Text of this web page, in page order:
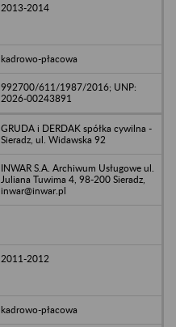
2013-2014
kadrowo-płacowa
992700/611/1987/2016; UNP:
2026-00243891
GRUDA i DERDAK spółka cywilna -
Sieradz, ul. Widawska 92
INWAR S.A. Archiwum Usługowe ul.
Juliana Tuwima 4, 98-200 Sieradz,
inwar@inwar.pl
2011-2012
kadrowo-płacowa